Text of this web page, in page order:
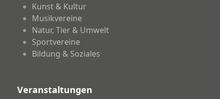
Kunst & Kultur
Musikvereine
Natur, Tier & Umwelt
Sportvereine
Bildung & Soziales
Veranstaltungen